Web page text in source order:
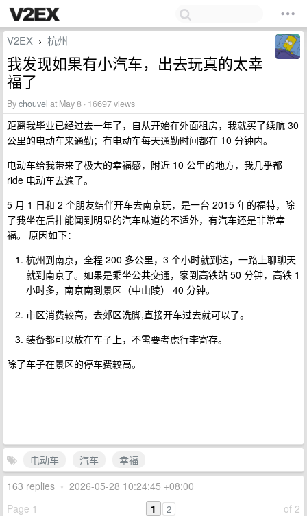
V2EX › 杭州
我发现如果有小汽车，出去玩真的太幸
福了
Bychouvel at May 8 · 16697 views
距离我毕业已经过去一年了，自从开始在外面租房，我就买了续航 30
公里的电动车来通勤；有电动车每天通勤时间都在 10 分钟内。
电动车给我带来了极大的幸福感，附近 10 公里的地方，我几乎都
ride 电动车去遍了。
5 月 1 日和 2 个朋友结伴开车去南京玩，是一台 2015 年的福特，除
了我坐在后排能闻到明显的汽车味道的不适外，有汽车还是非常幸
福。 原因如下：
杭州到南京，全程 200 多公里，3 个小时就到达，一路上聊聊天
就到南京了。如果是乘坐公共交通，家到高铁站 50 分钟，高铁 1
小时多，南京南到景区（中山陵） 40 分钟。
市区消费较高，去郊区洗脚,直接开车过去就可以了。
装备都可以放在车子上，不需要考虑行李寄存。
除了车子在景区的停车费较高。
电动车 汽车
幸福
163 replies • 2026-05-28 10:24:45 +08:00
Page 1
of 2
1 2